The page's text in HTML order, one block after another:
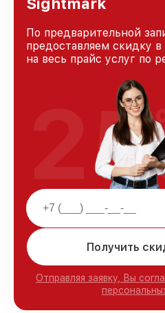
По предварительной
предоставляем скидку
на весь прайс услуг по
Получить
Отправляя заявку, Вы
25